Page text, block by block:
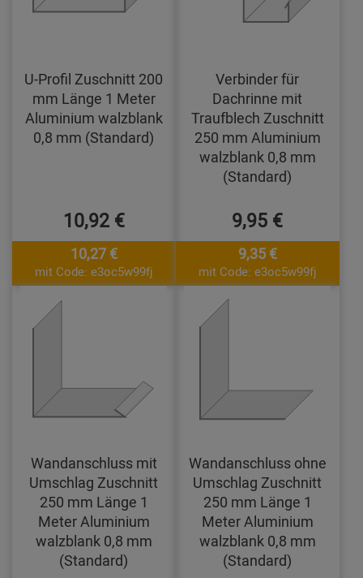
U-Profil Zuschnitt 200
mm Länge 1 Meter
Aluminium walzblank
0,8 mm (Standard)
10,92 €
10,27 €
mit Code: e3oc5w99fj
Verbinder für
Dachrinne mit
Traufblech Zuschnitt
250 mm Aluminium
walzblank 0,8 mm
(Standard)
9,95 €
9,35 €
mit Code: e3oc5w99fj
Wandanschluss mit
Umschlag Zuschnitt
250 mm Länge 1
Meter Aluminium
walzblank 0,8 mm
(Standard)
Wandanschluss ohne
Umschlag Zuschnitt
250 mm Länge 1
Meter Aluminium
walzblank 0,8 mm
(Standard)